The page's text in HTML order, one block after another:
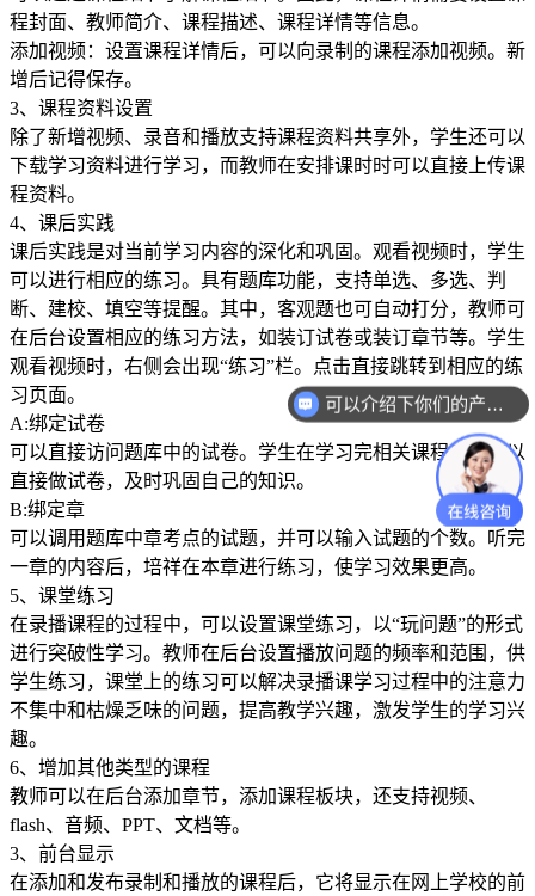
程封面、教师简介、课程描述、课程详情等信息。
添加视频：设置课程详情后，可以向录制的课程添加视频。新
增后记得保存。
3、课程资料设置
除了新增视频、录音和播放支持课程资料共享外，学生还可以
下载学习资料进行学习，而教师在安排课时时可以直接上传课
程资料。
4、课后实践
课后实践是对当前学习内容的深化和巩固。观看视频时，学生
可以进行相应的练习。具有题库功能，支持单选、多选、判
断、建校、填空等提醒。其中，客观题也可自动打分，教师可
在后台设置相应的练习方法，如装订试卷或装订章节等。学生
观看视频时，右侧会出现“练习”栏。点击直接跳转到相应的练
习页面。
A:绑定试卷
可以直接访问题库中的试卷。学生在学习完相关课程后，可以
直接做试卷，及时巩固自己的知识。
B:绑定章
可以调用题库中章考点的试题，并可以输入试题的个数。听完
一章的内容后，培祥在本章进行练习，使学习效果更高。
5、课堂练习
在录播课程的过程中，可以设置课堂练习，以“玩问题”的形式
进行突破性学习。教师在后台设置播放问题的频率和范围，供
学生练习，课堂上的练习可以解决录播课学习过程中的注意力
不集中和枯燥乏味的问题，提高教学兴趣，激发学生的学习兴
趣。
6、增加其他类型的课程
教师可以在后台添加章节，添加课程板块，还支持视频、
flash、音频、PPT、文档等。
3、前台显示
在添加和发布录制和播放的课程后，它将显示在网上学校的前
可以介绍下你们的产品么？